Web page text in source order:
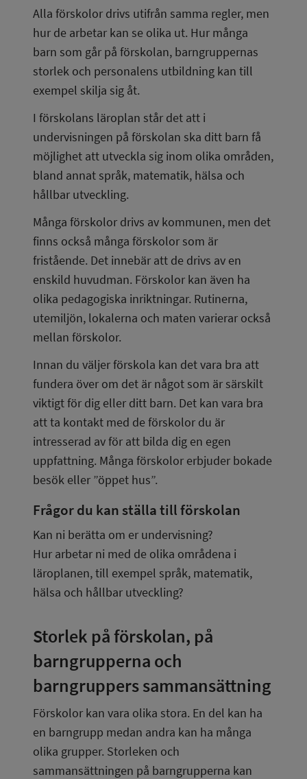
Alla förskolor drivs utifrån samma regler, men
hur de arbetar kan se olika ut. Hur många
barn som går på förskolan, barngruppernas
storlek och personalens utbildning kan till
exempel skilja sig åt.
I förskolans läroplan står det att i
undervisningen på förskolan ska ditt barn få
möjlighet att utveckla sig inom olika områden,
bland annat språk, matematik, hälsa och
hållbar utveckling.
Många förskolor drivs av kommunen, men det
finns också många förskolor som är
fristående. Det innebär att de drivs av en
enskild huvudman. Förskolor kan även ha
olika pedagogiska inriktningar. Rutinerna,
utemiljön, lokalerna och maten varierar också
mellan förskolor.
Innan du väljer förskola kan det vara bra att
fundera över om det är något som är särskilt
viktigt för dig eller ditt barn. Det kan vara bra
att ta kontakt med de förskolor du är
intresserad av för att bilda dig en egen
uppfattning. Många förskolor erbjuder bokade
besök eller ”öppet hus”.
Frågor du kan ställa till förskolan
Kan ni berätta om er undervisning?
Hur arbetar ni med de olika områdena i
läroplanen, till exempel språk, matematik,
hälsa och hållbar utveckling?
Storlek på förskolan, på
barngrupperna och
barngruppers sammansättning
Förskolor kan vara olika stora. En del kan ha
en barngrupp medan andra kan ha många
olika grupper. Storleken och
sammansättningen på barngrupperna kan